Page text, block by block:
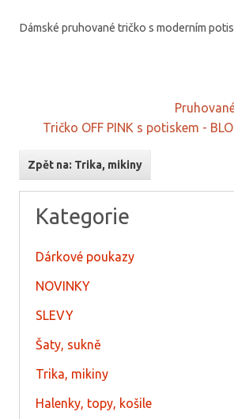
Dámské pruhované tričko s moderním
Tričko OFF PINK s potiskem -
Zpět na: Trika, mikiny
Kategorie
Dárkové poukazy
NOVINKY
SLEVY
Šaty, sukně
Trika, mikiny
Halenky, topy, košile